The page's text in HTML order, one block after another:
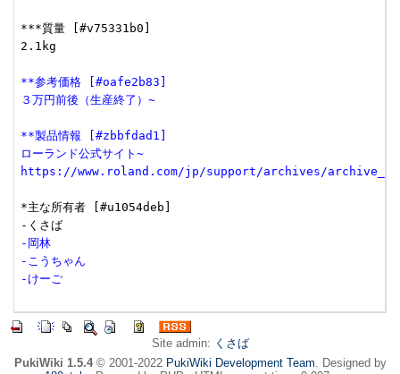
***質量 [#v75331b0]
2.1kg
**参考価格 [#oafe2b83]
３万円前後（生産終了）~
**製品情報 [#zbbfdad1]
ローランド公式サイト~
https://www.roland.com/jp/support/archives/
*主な所有者 [#u1054deb]
-くさば
-岡林
-こうちゃん
-けーご
Site admin: くさば
PukiWiki 1.5.4© 2001-2022 PukiWiki Development Team. Designed by